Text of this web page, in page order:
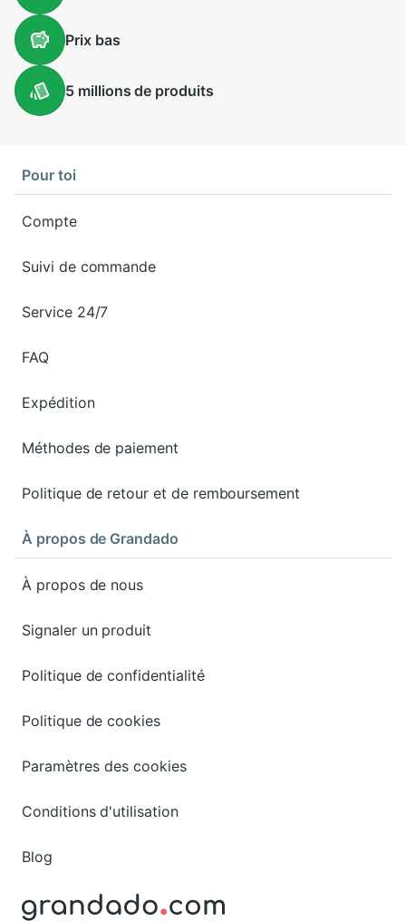
Prix bas
5 millions de produits
Pour toi
Compte
Suivi de commande
Service 24/7
FAQ
Expédition
Méthodes de paiement
Politique de retour et de remboursement
À propos de Grandado
À propos de nous
Signaler un produit
Politique de confidentialité
Politique de cookies
Paramètres des cookies
Conditions d'utilisation
Blog